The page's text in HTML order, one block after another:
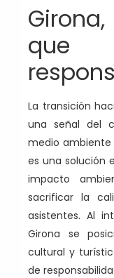
que
La transición
una señal del
medio ambiente
es una solución
impacto
sacrificar la
asistentes. Al
Girona se
cultural y
de